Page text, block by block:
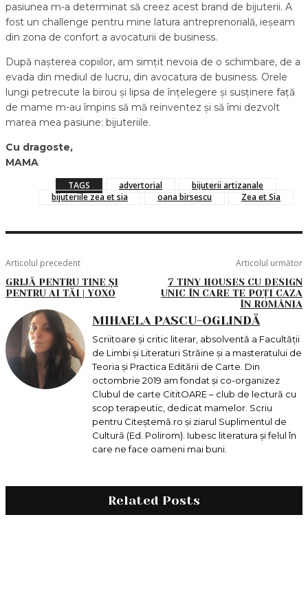
pasiunea m-a determinat să creez acest brand de bijuterii. A
fost un challenge pentru mine latura antreprenorială, ieșeam
din zona de confort a avocaturii de business.
După nașterea copiilor, am simțit nevoia de o schimbare, de a
evada din mediul de lucru, din avocatura de business. Orele
lungi petrecute la birou și lipsa de înțelegere și susținere față
de mame m-au împins să mă reinventez și să îmi dezvolt
marea mea pasiune: bijuteriile.
Cu dragoste,
MAMA
TAGS advertorial
bijuterii artizanale
bijuteriile zea et sia
oana birsescu Zea et Sia
Articolul precedent
GRIJĂ PENTRU TINE ȘI
PENTRU AI TĂI | YOXO
Articolul următor
7 TINY HOUSES CU DESIGN
UNIC ÎN CARE TE POȚI CAZA
ÎN ROMÂNIA
MIHAELA PASCU-OGLINDĂ
Scriitoare și critic literar, absolventă a Facultăţii
de Limbi și Literaturi Străine și a masteratului de
Teoria și Practica Editării de Carte. Din
octombrie 2019 am fondat și co-organizez
Clubul de carte CititOARE – club de lectură cu
scop terapeutic, dedicat mamelor. Scriu
pentru Citeștemă.ro și ziarul Suplimentul de
Cultură (Ed. Polirom). Iubesc literatura și felul în
care ne face oameni mai buni.
Related Posts